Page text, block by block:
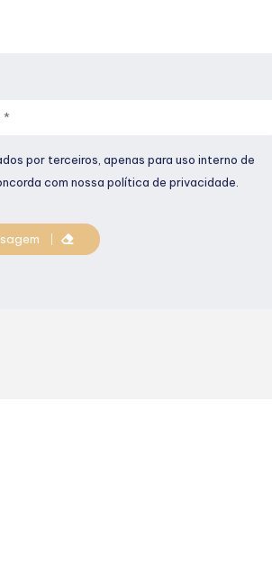
por terceiros, apenas para uso interno de
com nossa política de privacidade.